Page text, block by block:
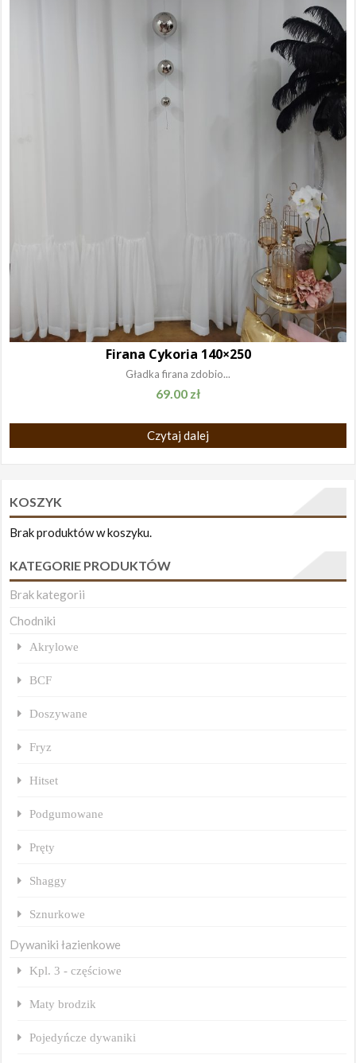
Firana Cykoria 140×250
Gładka firana zdobio...
69.00 zł
Czytaj dalej
KOSZYK
Brak produktów w koszyku.
KATEGORIE PRODUKTÓW
Brak kategorii
Chodniki
Akrylowe
BCF
Doszywane
Fryz
Hitset
Podgumowane
Pręty
Shaggy
Sznurkowe
Dywaniki łazienkowe
Kpl. 3 - częściowe
Maty brodzik
Pojedyńcze dywaniki